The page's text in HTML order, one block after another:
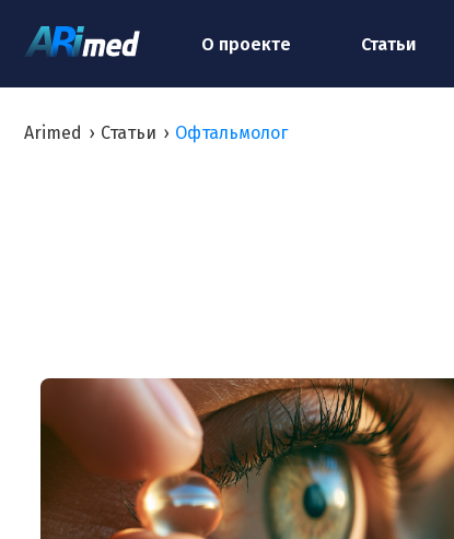
О проекте Статьи
Arimed › Статьи › Офтальмолог